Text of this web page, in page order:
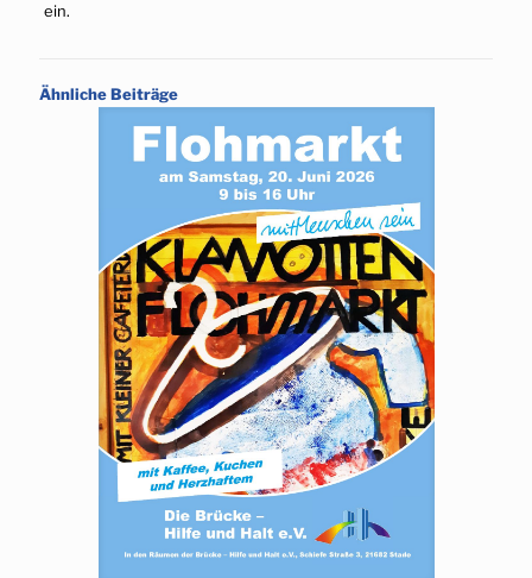
ein.
Ähnliche Beiträge